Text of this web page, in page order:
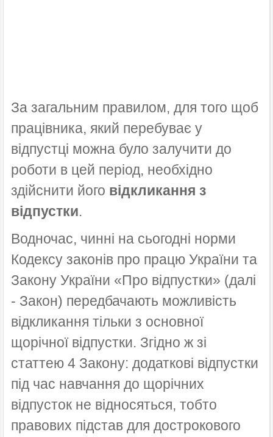
За загальним правилом, для того щоб
працівника, який перебуває у
відпустці можна було залучити до
роботи в цей період, необхідно
здійснити його відкликання з
відпустки.
Водночас, чинні на сьогодні норми
Кодексу законів про працю України та
Закону України «Про відпустки» (далі
- Закон) передбачають можливість
відкликання тільки з основної
щорічної відпустки. Згідно ж зі
статтею 4 Закону: додаткові відпустки
під час навчання до щорічних
відпусток не відносяться, тобто
правових підстав для дострокового